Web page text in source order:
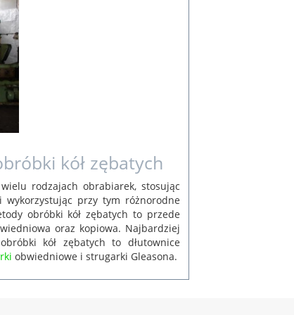
kół zębatych
rodzajach obrabiarek, stosując
przy tym różnorodne
obróbki kół zębatych to przede
oraz kopiowa. Najbardziej
kół zębatych to dłutownice
obwiedniowe i strugarki Gleasona.